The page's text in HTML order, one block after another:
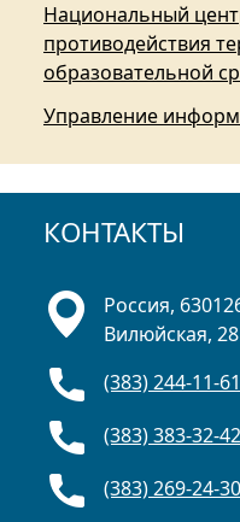
Национальный
противодействия
образовательной
Управление
КОНТАКТЫ
Россия,
Вилюйская, 28
(383) 244-11-
(383) 383-32-
(383) 269-24-